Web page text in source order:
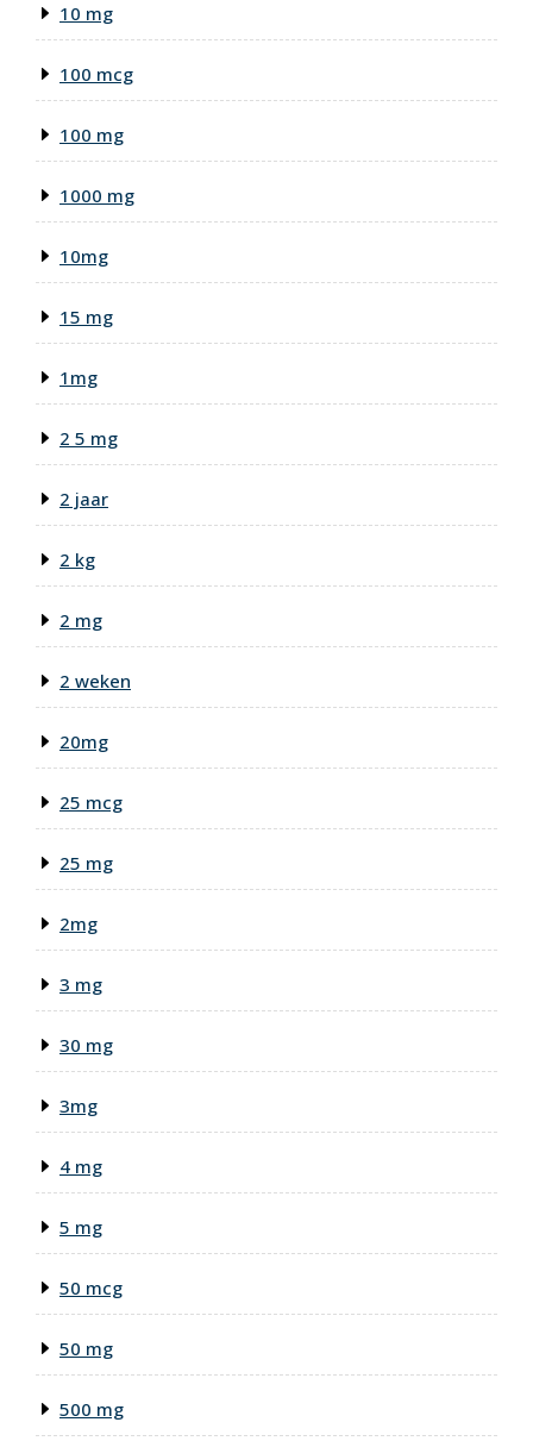
10 mg
100 mcg
100 mg
1000 mg
10mg
15 mg
1mg
2 5 mg
2 jaar
2 kg
2 mg
2 weken
20mg
25 mcg
25 mg
2mg
3 mg
30 mg
3mg
4 mg
5 mg
50 mcg
50 mg
500 mg